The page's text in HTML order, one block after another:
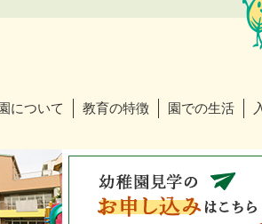
について 教育の特徴 園での生活